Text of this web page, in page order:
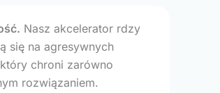
Nasz akcelerator rdzy
się na agresywnych
chroni zarówno
rozwiązaniem.